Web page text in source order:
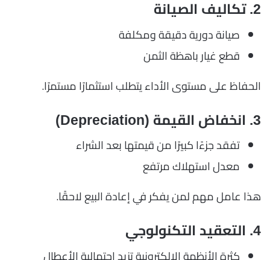
2. تكاليف الصيانة
صيانة دورية دقيقة ومكلفة
قطع غيار باهظة الثمن
الحفاظ على مستوى الأداء يتطلب استثمارًا مستمرًا.
3. انخفاض القيمة (Depreciation)
تفقد جزءًا كبيرًا من قيمتها بعد الشراء
معدل استهلاك مرتفع
هذا عامل مهم لمن يفكر في إعادة البيع لاحقًا.
4. التعقيد التكنولوجي